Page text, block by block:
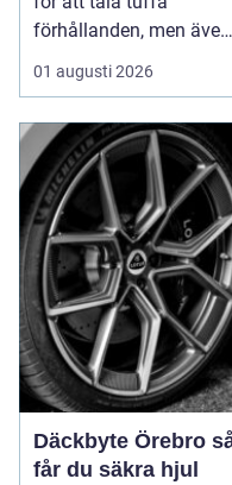
förhållanden, men även
den mest robusta bil
slits med tiden. När
drivlina börjar ge sig
avgör valet av delar hur
bilen kommer att fu...
01 augusti 2026
Däckbyte Örebro så
får du säkra hjul